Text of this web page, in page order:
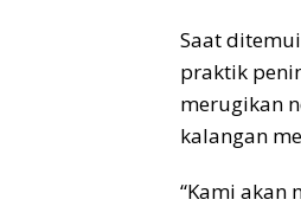
Saat
praktik
merugikan
kalangan
“Kami